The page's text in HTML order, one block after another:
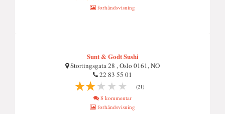
forhåndsvisning
Sunt & Godt Sushi
Stortingsgata 28 , Oslo 0161, NO
22 83 55 01
(21)
8 kommentar
forhåndsvisning